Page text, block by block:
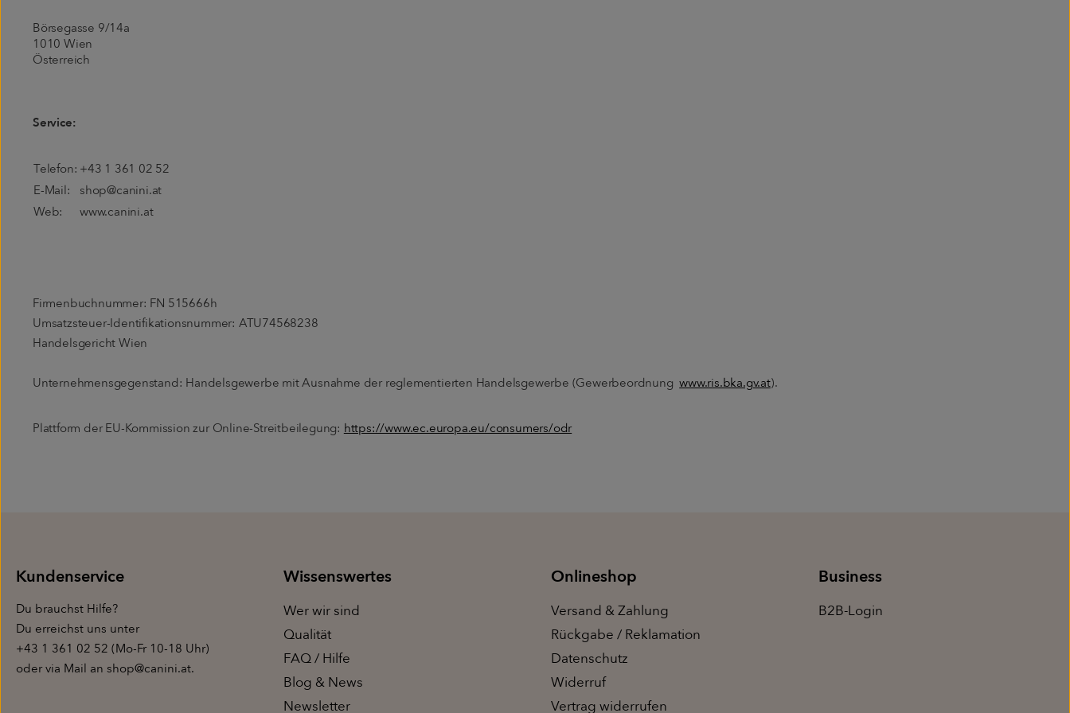
Börsegasse 9/14a
1010 Wien
Österreich
Service:
Telefon: +43 1 361 02 52
E-Mail:
shop@canini.at
Web:
www.canini.at
Firmenbuchnummer: FN 515666h
Umsatzsteuer-Identifikationsnummer: ATU74568238
Handelsgericht Wien
Unternehmensgegenstand: Handelsgewerbe mit Ausnahme der reglementierten Handelsgewerbe (Gewerbeordnungwww.ris.bka.gv.at).
Plattform der EU-Kommission zur Online-Streitbeilegung: https://www.ec.europa.eu/consumers/odr
Kundenservice
Du brauchst Hilfe?
Du erreichst uns unter
+43 1 361 02 52 (Mo-Fr 10-18 Uhr)
oder via Mail an shop@canini.at.
Wissenswertes
Wer wir sind
Qualität
FAQ / Hilfe
Blog & News
Newsletter
Onlineshop
Versand & Zahlung
Rückgabe / Reklamation
Datenschutz
Widerruf
Vertrag widerrufen
Business
B2B-Login